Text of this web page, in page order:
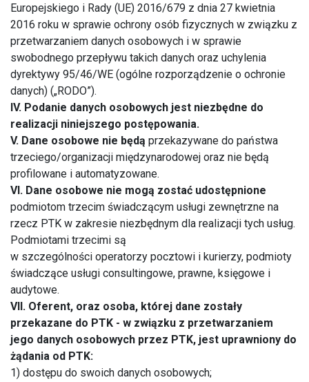
Europejskiego i Rady (UE) 2016/679 z dnia 27 kwietnia
2016 roku w sprawie ochrony osób fizycznych w związku z
przetwarzaniem danych osobowych i w sprawie
swobodnego przepływu takich danych oraz uchylenia
dyrektywy 95/46/WE (ogólne rozporządzenie o ochronie
danych) („RODO”).
IV. Podanie danych osobowych jest niezbędne do
realizacji niniejszego postępowania.
V. Dane osobowe nie będą przekazywane do państwa
trzeciego/organizacji międzynarodowej oraz nie będą
profilowane i automatyzowane.
VI. Dane osobowe nie mogą zostać udostępnione
podmiotom trzecim świadczącym usługi zewnętrzne na
rzecz PTK w zakresie niezbędnym dla realizacji tych usług.
Podmiotami trzecimi są
w szczególności operatorzy pocztowi i kurierzy, podmioty
świadczące usługi consultingowe, prawne, księgowe i
audytowe.
VII. Oferent, oraz osoba, której dane zostały
przekazane do PTK - w związku z przetwarzaniem
jego danych osobowych przez PTK, jest uprawniony do
żądania od PTK:
1) dostępu do swoich danych osobowych;